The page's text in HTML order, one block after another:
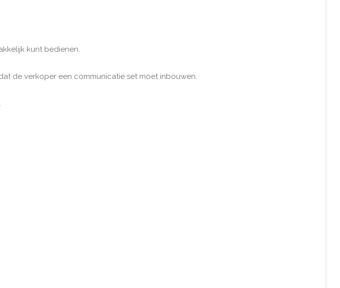
kunt bedienen.
de verkoper een communicatie set moet inbouwen.